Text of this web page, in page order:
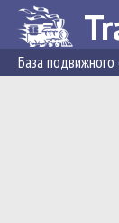
База подвижного